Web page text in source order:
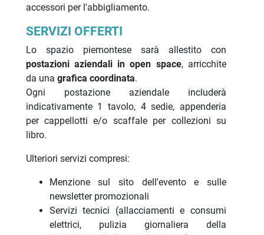
accessori per l'abbigliamento.
SERVIZI OFFERTI
Lo spazio piemontese sarà allestito con
postazioni aziendali in open space, arricchite
da una grafica coordinata.
Ogni postazione aziendale includerà
indicativamente 1 tavolo, 4 sedie, appenderia
per cappellotti e/o scaffale per collezioni su
libro.
Ulteriori servizi compresi:
Menzione sul sito dell'evento e sulle
newsletter promozionali
Servizi tecnici (allacciamenti e consumi
elettrici, pulizia giornaliera della